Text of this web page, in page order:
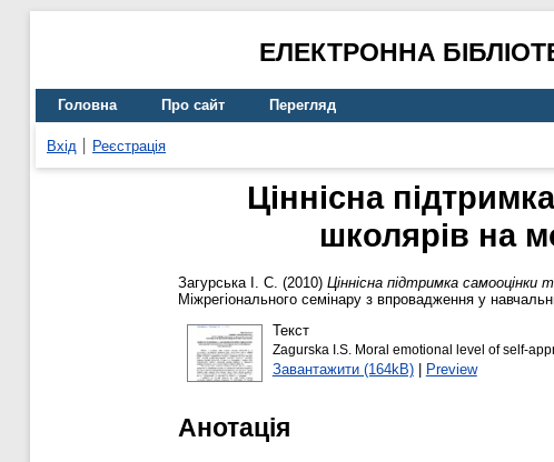
ЕЛЕКТРОННА
Головна Про сайт Перегляд
Вхід Реєстрація
Ціннісна
школярів на
Загурська І. С. (2010) Ціннісна підтримка самооцінки
Міжрегіонального семінару з впровадження у
Текст
Zagurska I.S. Moral emotional level of self-
Завантажити (164kB)| Preview
Анотація